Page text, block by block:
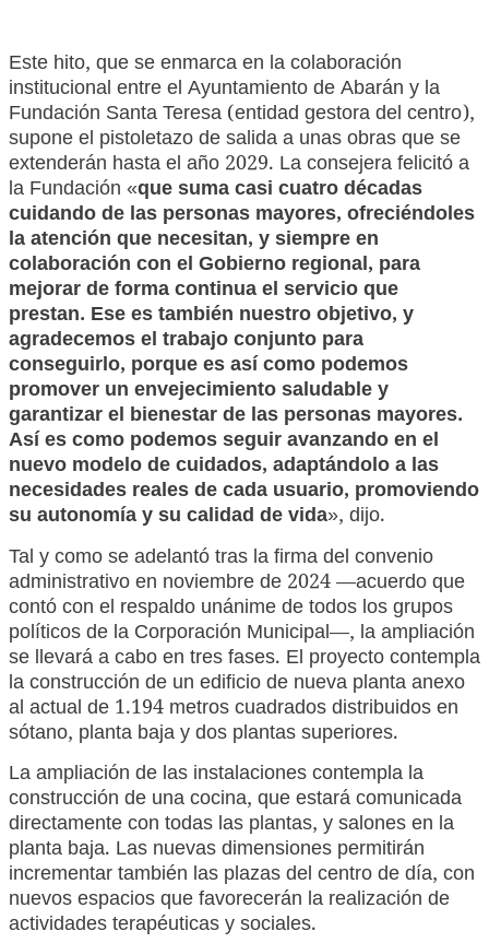
Este hito, que se enmarca en la colaboración
institucional entre el Ayuntamiento de Abarán y la
Fundación Santa Teresa (entidad gestora del centro),
supone el pistoletazo de salida a unas obras que se
extenderán hasta el año 2029. La consejera felicitó a
la Fundación «que suma casi cuatro décadas
cuidando de las personas mayores, ofreciéndoles
la atención que necesitan, y siempre en
colaboración con el Gobierno regional, para
mejorar de forma continua el servicio que
prestan. Ese es también nuestro objetivo, y
agradecemos el trabajo conjunto para
conseguirlo, porque es así como podemos
promover un envejecimiento saludable y
garantizar el bienestar de las personas mayores.
Así es como podemos seguir avanzando en el
nuevo modelo de cuidados, adaptándolo a las
necesidades reales de cada usuario, promoviendo
su autonomía y su calidad de vida», dijo.
Tal y como se adelantó tras la firma del convenio
administrativo en noviembre de 2024 —acuerdo que
contó con el respaldo unánime de todos los grupos
políticos de la Corporación Municipal—, la ampliación
se llevará a cabo en tres fases. El proyecto contempla
la construcción de un edificio de nueva planta anexo
al actual de 1.194 metros cuadrados distribuidos en
sótano, planta baja y dos plantas superiores.
La ampliación de las instalaciones contempla la
construcción de una cocina, que estará comunicada
directamente con todas las plantas, y salones en la
planta baja. Las nuevas dimensiones permitirán
incrementar también las plazas del centro de día, con
nuevos espacios que favorecerán la realización de
actividades terapéuticas y sociales.